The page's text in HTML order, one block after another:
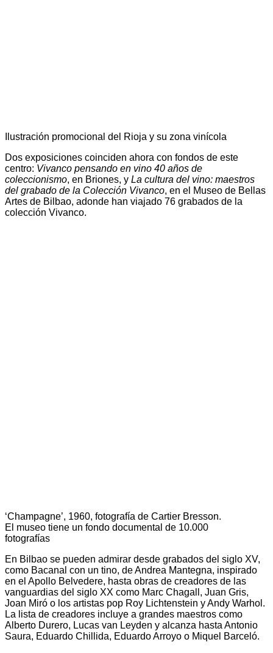
Ilustración promocional del Rioja y su zona vinícola
Dos exposiciones coinciden ahora con fondos de este
centro: Vivanco pensando en vino 40 años de
coleccionismo, en Briones, y La cultura del vino: maestros
del grabado de la Colección Vivanco, en el Museo de Bellas
Artes de Bilbao, adonde han viajado 76 grabados de la
colección Vivanco.
‘Champagne’, 1960, fotografía de Cartier Bresson.
El museo tiene un fondo documental de 10.000
fotografías
En Bilbao se pueden admirar desde grabados del siglo XV,
como Bacanal con un tino, de Andrea Mantegna, inspirado
en el Apollo Belvedere, hasta obras de creadores de las
vanguardias del siglo XX como Marc Chagall, Juan Gris,
Joan Miró o los artistas pop Roy Lichtenstein y Andy Warhol.
La lista de creadores incluye a grandes maestros como
Alberto Durero, Lucas van Leyden y alcanza hasta Antonio
Saura, Eduardo Chillida, Eduardo Arroyo o Miquel Barceló.